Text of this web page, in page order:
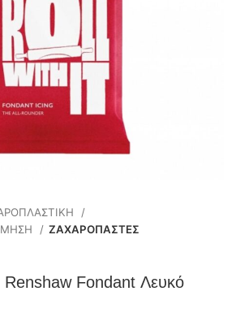
ΖΑΧΑΡΟΠΑΣΤΕΣ
Fondant Λευκό